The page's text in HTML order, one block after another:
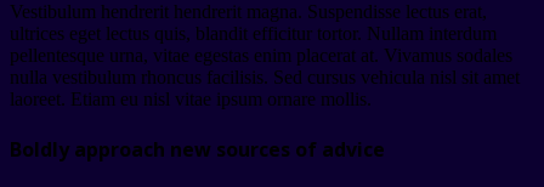
Vestibulum hendrerit hendrerit magna. Suspendisse lectus erat,
ultrices eget lectus quis, blandit efficitur tortor. Nullam interdum
pellentesque urna, vitae egestas enim placerat at. Vivamus sodales
nulla vestibulum rhoncus facilisis. Sed cursus vehicula nisl sit amet
laoreet. Etiam eu nisl vitae ipsum ornare mollis.
Boldly approach new sources of advice